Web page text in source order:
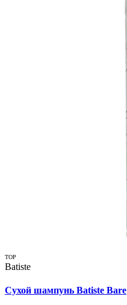
TOP
Batiste
Сухой шампунь Batiste Bare